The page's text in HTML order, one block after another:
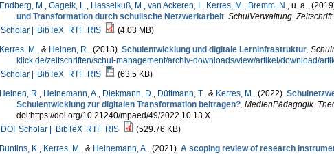
Endberg, M., Gageik, L., Hasselkuß, M., van Ackeren, I., Kerres, M., Bremm, N., u. a..
und Transformation durch schulische Netzwerkarbeit. SchulVerwaltung.
Scholar |
BibTeX RTF RIS
(4.03 MB)
Kerres, M., & Heinen, R.. (2013). Schulentwicklung und digitale Lerninfrastruktur.
klick.de/zeitschriften/schul-management/archiv-downloads/view/artikel/download/
Scholar |
BibTeX RTF RIS
(63.5 KB)
Heinen, R., Heinemann, A., Diekmann, D., Düttmann, T., & Kerres, M.. (2022).
Schulentwicklung zur digitalen Transformation beitragen?. MedienPädagogik.
doi:https://doi.org/10.21240/mpaed/49/2022.10.13.X
DOI Scholar | BibTeX RTF RIS
(529.76 KB)
Buntins, K., Kerres, M., & Heinemann, A.. (2021). A scoping review of research